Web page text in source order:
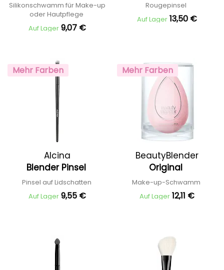
Silikonschwamm für Make-up
oder Hautpflege
Auf Lager 9,07 €
Rougepinsel
Auf Lager 13,50 €
Mehr Farben
Alcina
Blender Pinsel
Pinsel auf Lidschatten
Auf Lager 9,55 €
Mehr Farben
BeautyBlender
Original
Make-up-Schwamm
Auf Lager 12,11 €